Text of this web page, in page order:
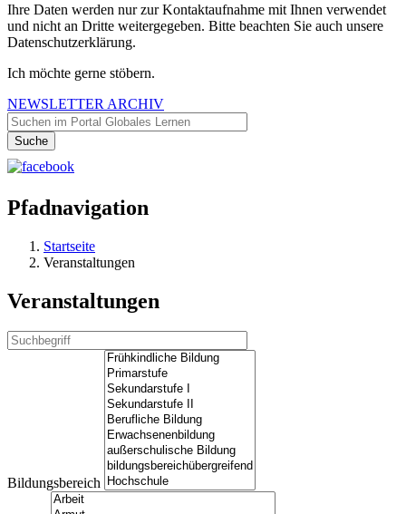
Ihre Daten werden nur zur Kontaktaufnahme mit Ihnen verwendet
und nicht an Dritte weitergegeben. Bitte beachten Sie auch unsere
Datenschutzerklärung.
Ich möchte gerne stöbern.
NEWSLETTER ARCHIV
Pfadnavigation
Startseite
Veranstaltungen
Veranstaltungen
Bildungsbereich